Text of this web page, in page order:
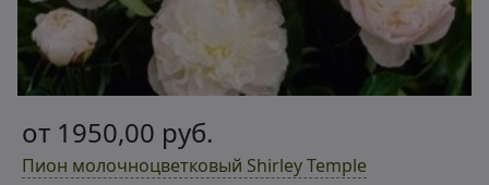
от 1950,00 руб.
Пион молочноцветковый Shirley Temple